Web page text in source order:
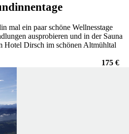
mal ein paar schöne Wellnesstage
ausprobieren und in der Sauna
Hotel Dirsch im schönen Altmühltal
175 €